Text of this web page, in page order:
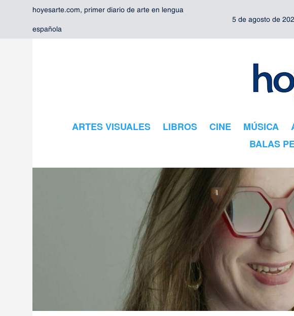
hoyesarte.com, primer diario de arte en lengua
española
5 de agosto de
ARTES VISUALES LIBROS CINE MÚSICA
BALAS